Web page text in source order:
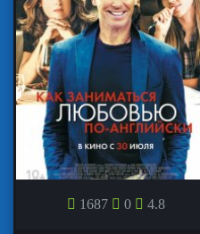
КАК ЗАНИМАТЬСЯ ЛЮБОВЬЮ ПО-
1687 0 4.8